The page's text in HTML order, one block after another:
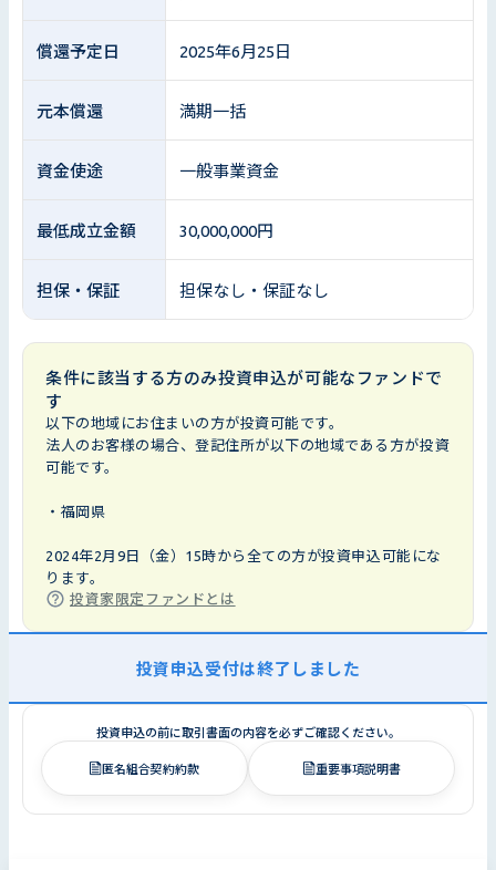
償還予定日 2025年6月25日
元本償還 満期一括
資金使途 一般事業資金
最低成立金額 30,000,000円
担保・保証 担保なし・保証なし
条件に該当する方のみ投資申込が可能なファンドで
す
以下の地域にお住まいの方が投資可能です。
法人のお客様の場合、登記住所が以下の地域である方が投資
可能です。
・福岡県
2024年2月9日（金）15時から全ての方が投資申込可能にな
ります。
投資家限定ファンドとは
投資申込受付は終了しました
投資申込の前に取引書面の内容を必ずご確認ください。
匿名組合契約約款 重要事項説明書